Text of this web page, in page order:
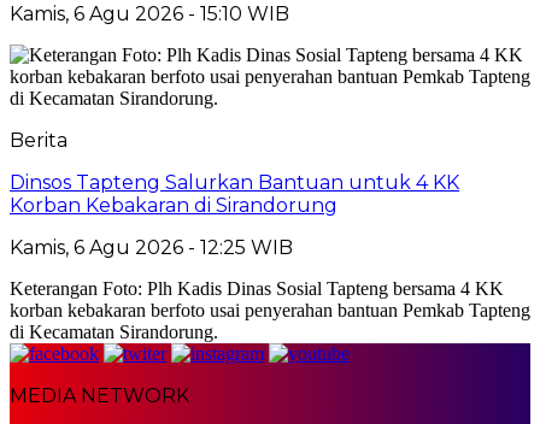
Kamis, 6 Agu 2026 - 15:10 WIB
Berita
Dinsos Tapteng Salurkan Bantuan untuk 4 KK
Korban Kebakaran di Sirandorung
Kamis, 6 Agu 2026 - 12:25 WIB
Keterangan Foto: Plh Kadis Dinas Sosial Tapteng bersama 4 KK
korban kebakaran berfoto usai penyerahan bantuan Pemkab Tapteng
di Kecamatan Sirandorung.
MEDIA NETWORK